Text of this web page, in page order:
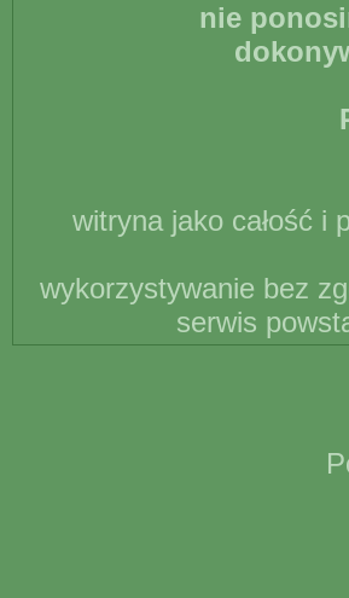
nie
witryna jako całość i
wykorzystywanie bez
serwis